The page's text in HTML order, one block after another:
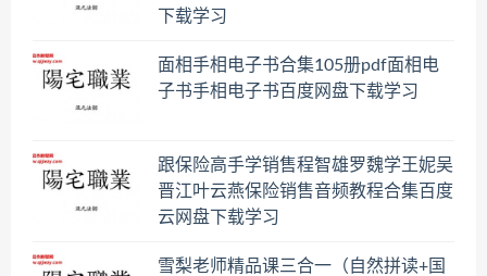
下载学习
面相手相电子书合集105册pdf面相电
子书手相电子书百度网盘下载学习
跟保险高手学销售程智雄罗魏学王妮吴
晋江叶云燕保险销售音频教程合集百度
云网盘下载学习
雪梨老师精品课三合一（自然拼读+国